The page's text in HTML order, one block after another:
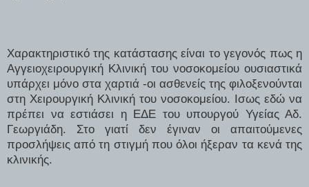
Χαρακτηριστικό της κατάστασης είναι το γεγονός πως η
Αγγειοχειρουργική Κλινική του νοσοκομείου ουσιαστικά
υπάρχει μόνο στα χαρτιά -οι ασθενείς της φιλοξενούνται
στη Χειρουργική Κλινική του νοσοκομείου. Ισως εδώ να
πρέπει να εστιάσει η ΕΔΕ του υπουργού Υγείας Αδ.
Γεωργιάδη. Στο γιατί δεν έγιναν οι απαιτούμενες
προσλήψεις από τη στιγμή που όλοι ήξεραν τα κενά της
κλινικής.